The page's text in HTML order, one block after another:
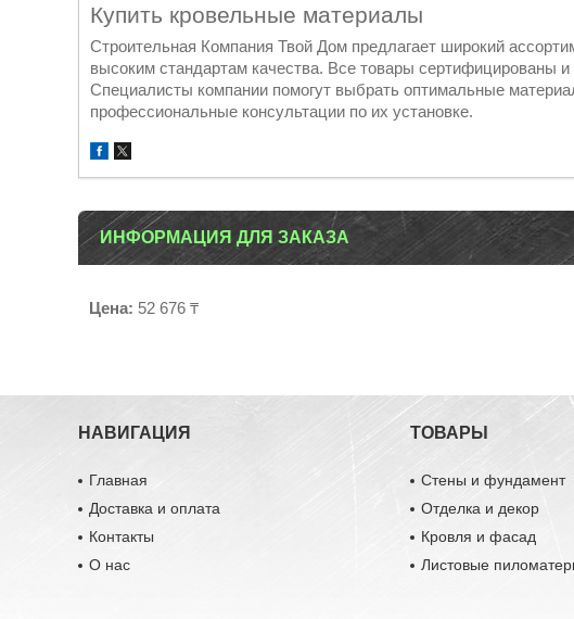
Купить кровельные материалы
Строительная Компания Твой Дом предлагает широкий
высоким стандартам качества. Все товары сертифицированы
Специалисты компании помогут выбрать оптимальные
профессиональные консультации по их установке.
ИНФОРМАЦИЯ ДЛЯ ЗАКАЗА
Цена: 52 676 ₸
НАВИГАЦИЯ
Главная
Доставка и оплата
Контакты
О нас
ТОВАРЫ
Стены и фундамент
Отделка и декор
Кровля и фасад
Листовые